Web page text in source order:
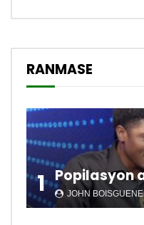
RANMASE
1 JOHN BOISGUENE